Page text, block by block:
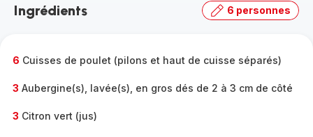
gamme
Ingrédients 6 personnes
6 Cuisses de poulet (pilons et haut de cuisse séparés)
3 Aubergine(s), lavée(s), en gros dés de 2 à 3 cm de côté
3 Citron vert (jus)